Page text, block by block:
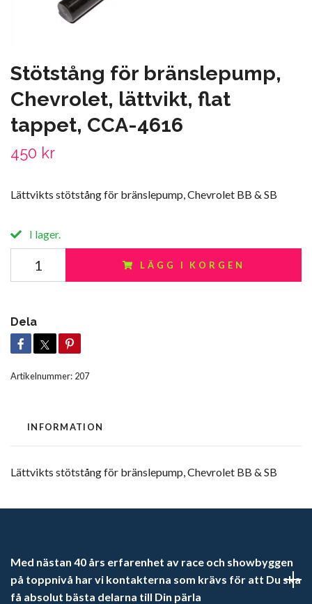
Stötstång för bränslepump,
Chevrolet, lättvikt, flat
tappet, CCA-4616
450 kr
Lättvikts stötstång för bränslepump, Chevrolet BB & SB
I lager.
LÄGG I KORGEN
Dela
Artikelnummer: 207
INFORMATION
Lättvikts stötstång för bränslepump, Chevrolet BB & SB
Med nästan 40 års erfarenhet av race och showbyggen
på toppnivå har vi kontakterna som krävs för att Du ska
få absolut bästa delarna till Din pärla